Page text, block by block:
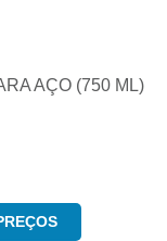
AÇO (750 ML)